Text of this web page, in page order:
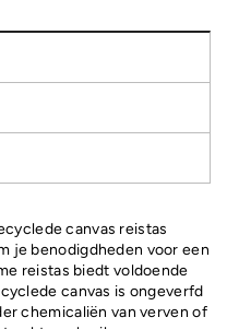
canvas reistas
je benodigdheden voor een
reistas biedt voldoende
canvas is ongeverfd
chemicaliën van verven of